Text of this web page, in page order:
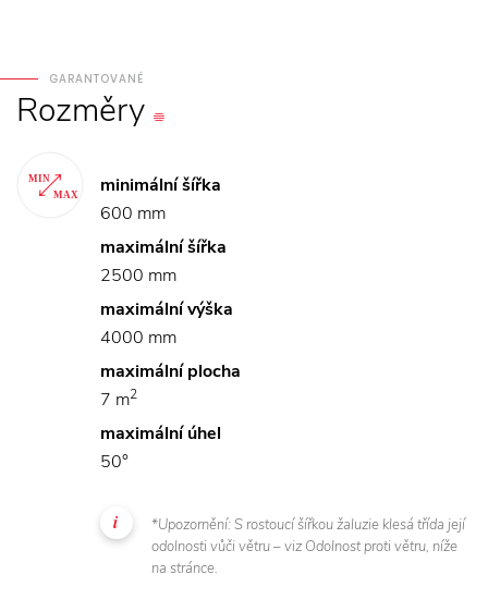
GARANTOVANÉ
Rozměry
minimální šířka
600 mm
maximální šířka
2500 mm
maximální výška
4000 mm
maximální plocha
7 m2
maximální úhel
50°
*Upozornění: S rostoucí šířkou žaluzie klesá třída její
odolnosti vůči větru – viz Odolnost proti větru, níže
na stránce.